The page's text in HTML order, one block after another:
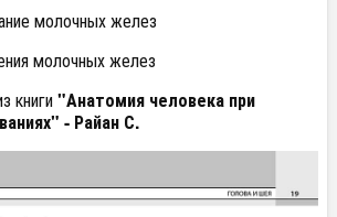
молочных желез
молочных желез
книги"Анатомия человека при
- Райан С.